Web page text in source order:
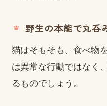
野生の本能で丸呑
猫はそもそも、食べ物
は異常な行動ではなく
るものでしょう。